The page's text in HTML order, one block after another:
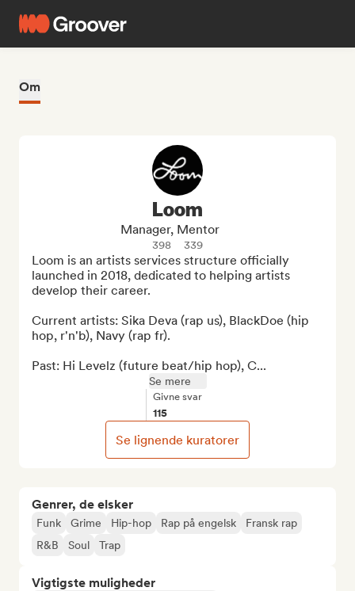
Om
Genrer, de elsker
Funk Grime Hip-hop Rap på engelsk
Fransk rap
R&B
Soul Trap
Vigtigste muligheder
Loom
Manager, Mentor
398 339
Loom is an artists services structure officially
launched in 2018, dedicated to helping artists
develop their career.
Current artists: Sika Deva (rap us), BlackDoe (hip
hop, r'n'b), Navy (rap fr).
Past: Hi Levelz (future beat/hip hop), C...
Se mere
Givne svar
115
Se lignende kuratorer